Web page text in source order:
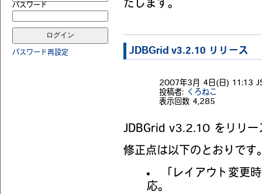
パスワード
パスワード再設定
たします。
JDBGrid v3.2.10 リリース
2007年3月 4日(日) 11:13
投稿者:
くろねこ
表示回数 4,285
JDBGrid v3.2.10 をリリー
修正点は以下のとおりです
「レイアウト変更
応。